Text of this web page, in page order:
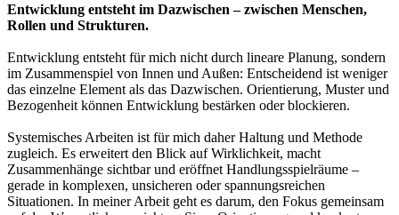
Entwicklung entsteht im Dazwischen – zwischen Menschen,
Rollen und Strukturen.
Entwicklung entsteht für mich nicht durch lineare Planung, sondern
im Zusammenspiel von Innen und Außen: Entscheidend ist weniger
das einzelne Element als das Dazwischen. Orientierung, Muster und
Bezogenheit können Entwicklung bestärken oder blockieren.
Systemisches Arbeiten ist für mich daher Haltung und Methode
zugleich. Es erweitert den Blick auf Wirklichkeit, macht
Zusammenhänge sichtbar und eröffnet Handlungsspielräume –
gerade in komplexen, unsicheren oder spannungsreichen
Situationen. In meiner Arbeit geht es darum, den Fokus gemeinsam